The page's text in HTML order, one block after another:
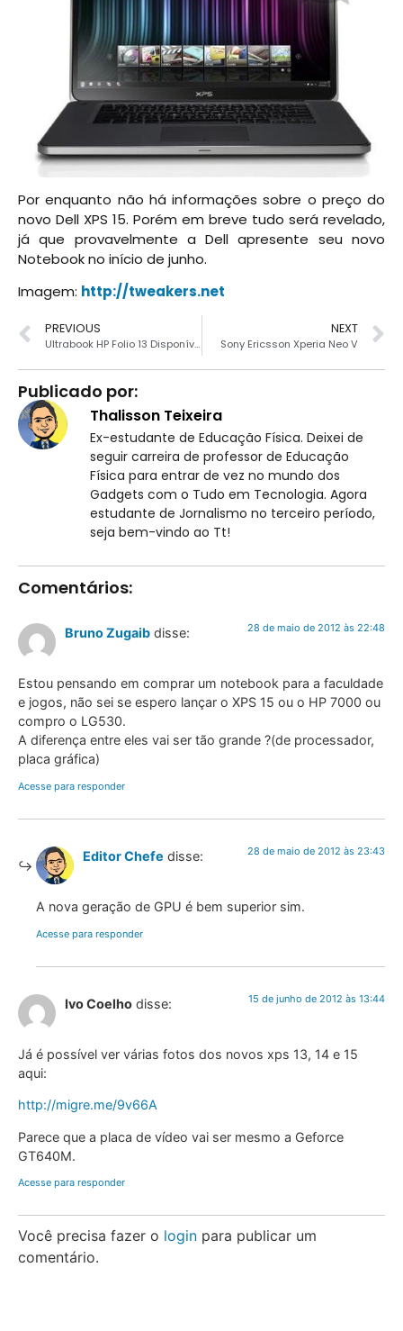
Por enquanto não há informações sobre o preço do
novo Dell XPS 15. Porém em breve tudo será revelado,
já que provavelmente a Dell apresente seu novo
Notebook no início de junho.
Imagem: http://tweakers.net
PREVIOUS
Ultrabook HP Folio 13 Disponível
NEXT
Sony Ericsson Xperia Neo V
Publicado por:
Thalisson Teixeira
Ex-estudante de Educação Física. Deixei de
seguir carreira de professor de Educação
Física para entrar de vez no mundo dos
Gadgets com o Tudo em Tecnologia. Agora
estudante de Jornalismo no terceiro período,
seja bem-vindo ao Tt!
Comentários:
Bruno Zugaib disse: 28 de maio de 2012 às 22:48
Estou pensando em comprar um notebook para a faculdade
e jogos, não sei se espero lançar o XPS 15 ou o HP 7000 ou
compro o LG530.
A diferença entre eles vai ser tão grande ?(de processador,
placa gráfica)
Acesse para responder
Editor Chefe disse: 28 de maio de 2012 às 23:43
A nova geração de GPU é bem superior sim.
Acesse para responder
Ivo Coelho disse: 15 de junho de 2012 às 13:44
Já é possível ver várias fotos dos novos xps 13, 14 e 15
aqui:
http://migre.me/9v66A
Parece que a placa de vídeo vai ser mesmo a Geforce
GT640M.
Acesse para responder
Você precisa fazer o login para publicar um
comentário.